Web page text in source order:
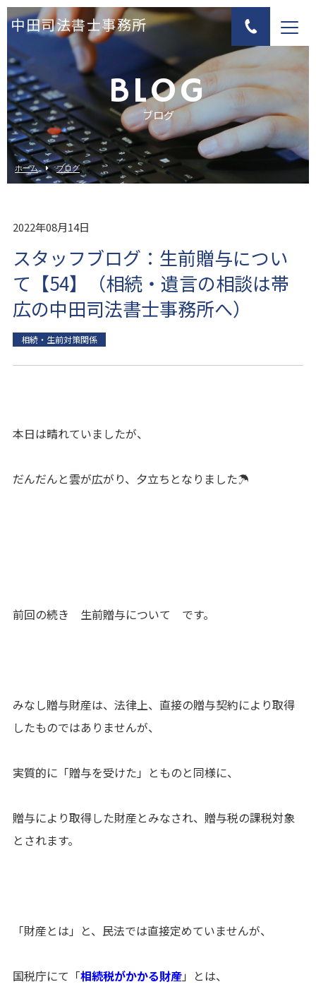
中田司法書士事務所
BLOG
ブログ
ホーム ブログ
2022年08月14日
スタッフブログ：生前贈与につい
て【54】（相続・遺言の相談は帯
広の中田司法書士事務所へ）
相続・生前対策関係
本日は晴れていましたが、
だんだんと雲が広がり、夕立ちとなりました☂
前回の続き 生前贈与について です。
みなし贈与財産は、法律上、直接の贈与契約により取得
したものではありませんが、
実質的に「贈与を受けた」とものと同様に、
贈与により取得した財産とみなされ、贈与税の課税対象
とされます。
「財産とは」と、民法では直接定めていませんが、
国税庁にて「相続税がかかる財産」とは、